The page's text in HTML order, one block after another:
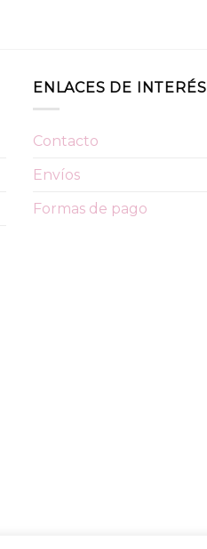
ENLACES DE INTERÉS
Contacto
Envíos
Formas de pago